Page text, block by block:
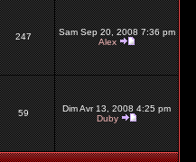
247
Sam Sep 20, 2008 7:36 pm
Alex
59
Dim Avr 13, 2008 4:25 pm
Duby